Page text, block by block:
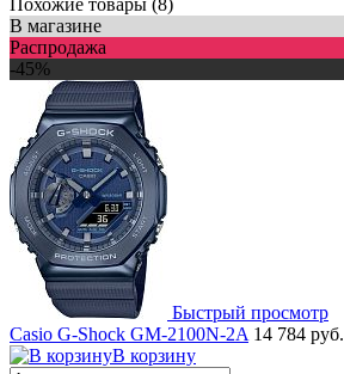
В магазине
Распродажа
-45%
Быстрый просмотр
Casio G-Shock GM-2100N-2A 14 784 руб.
В корзину